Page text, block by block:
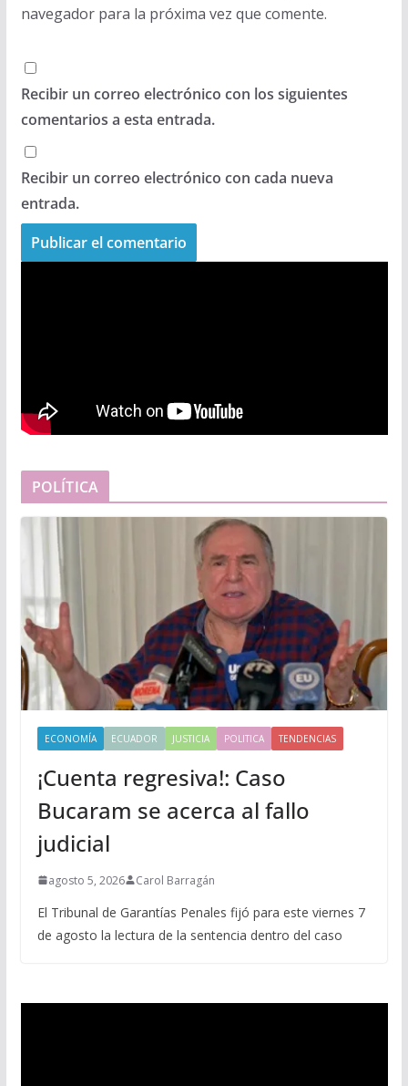
navegador para la próxima vez que comente.
Recibir un correo electrónico con los siguientes
comentarios a esta entrada.
Recibir un correo electrónico con cada nueva
entrada.
POLÍTICA
ECONOMÍA ECUADOR JUSTICIA POLITICA TENDENCIAS
¡Cuenta regresiva!: Caso
Bucaram se acerca al fallo
judicial
agosto 5, 2026 Carol Barragán
El Tribunal de Garantías Penales fijó para este viernes 7
de agosto la lectura de la sentencia dentro del caso